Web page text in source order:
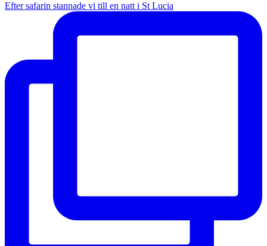
Efter safarin stannade vi till en natt i St Lucia